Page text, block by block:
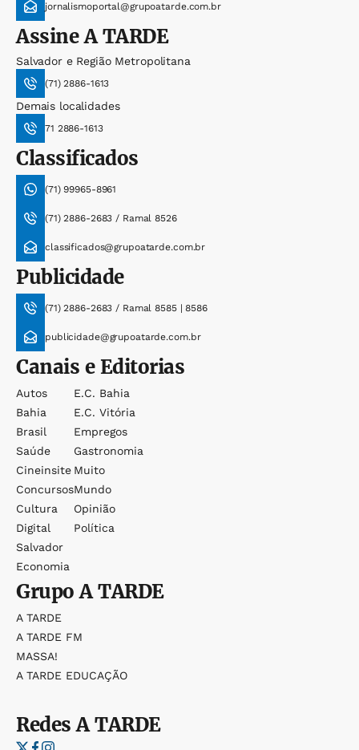
jornalismoportal@grupoatarde.com.br
AssineA TARDE
Salvador e Região Metropolitana
(71) 2886-1613
Demais localidades
71 2886-1613
Classificados
(71) 99965-8961
(71) 2886-2683 / Ramal 8526
classificados@grupoatarde.com.br
Publicidade
(71) 2886-2683 / Ramal 8585 | 8586
publicidade@grupoatarde.com.br
Canais e Editorias
Autos
Bahia
Brasil
Saúde
Cineinsite
Concursos
Cultura
Digital
Salvador
Economia
E.c. Bahia
E.c. Vitória
Empregos
Gastronomia
Muito
Mundo
Opinião
Política
GrupoA TARDE
A TARDE
A TARDE FM
MASSA!
A TARDE EDUCAÇÃO
RedesA TARDE